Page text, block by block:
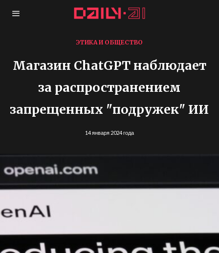
ЭТИКА И ОБЩЕСТВО
Магазин ChatGPT наблюдает
за распространением
запрещенных "подружек" ИИ
14 января 2024 года